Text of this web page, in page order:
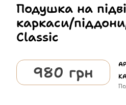
Подушка на
каркаси/
Classic
980 грн